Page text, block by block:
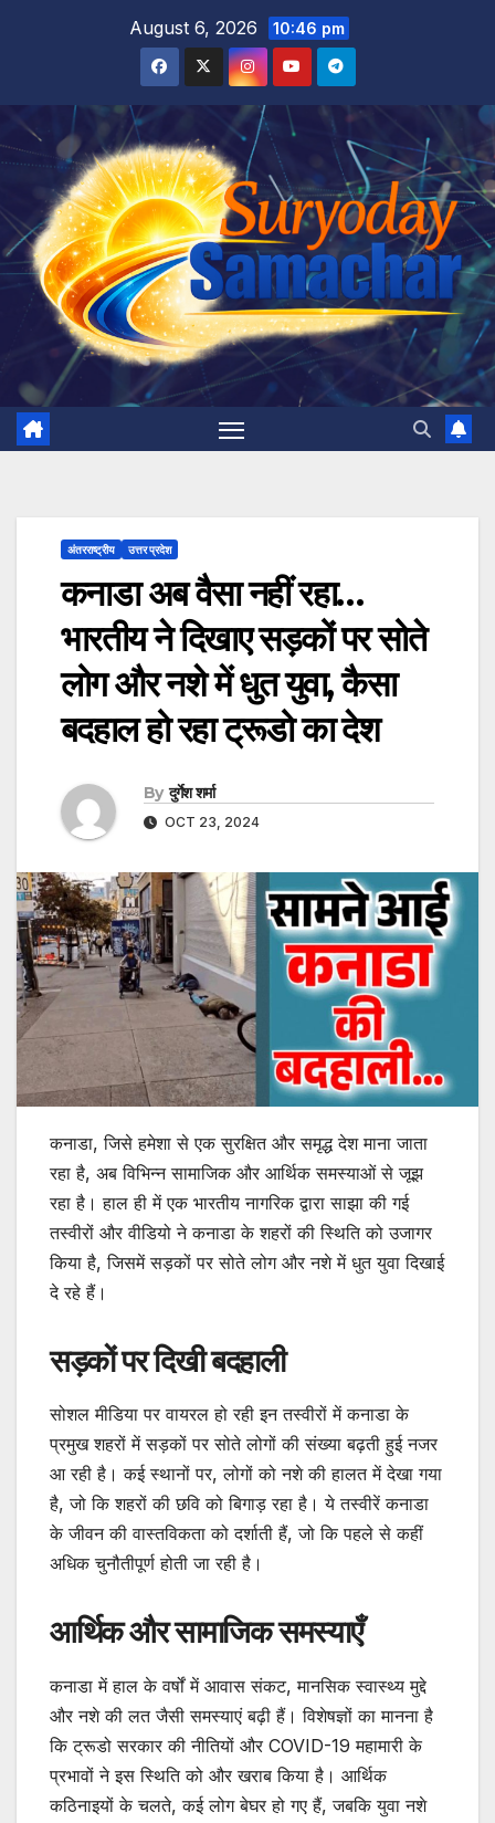
August 6, 2026 10:46 pm
अंतरराष्ट्रीय उत्तर प्रदेश
कनाडा अब वैसा नहीं रहा…
भारतीय ने दिखाए सड़कों पर सोते
लोग और नशे में धुत युवा, कैसा
बदहाल हो रहा ट्रूडो का देश
By दुर्गेश शर्मा
OCT 23, 2024
कनाडा, जिसे हमेशा से एक सुरक्षित और समृद्ध देश माना जाता
रहा है, अब विभिन्न सामाजिक और आर्थिक समस्याओं से जूझ
रहा है। हाल ही में एक भारतीय नागरिक द्वारा साझा की गई
तस्वीरों और वीडियो ने कनाडा के शहरों की स्थिति को उजागर
किया है, जिसमें सड़कों पर सोते लोग और नशे में धुत युवा दिखाई
दे रहे हैं।
सड़कों पर दिखी बदहाली
सोशल मीडिया पर वायरल हो रही इन तस्वीरों में कनाडा के
प्रमुख शहरों में सड़कों पर सोते लोगों की संख्या बढ़ती हुई नजर
आ रही है। कई स्थानों पर, लोगों को नशे की हालत में देखा गया
है, जो कि शहरों की छवि को बिगाड़ रहा है। ये तस्वीरें कनाडा
के जीवन की वास्तविकता को दर्शाती हैं, जो कि पहले से कहीं
अधिक चुनौतीपूर्ण होती जा रही है।
आर्थिक और सामाजिक समस्याएँ
कनाडा में हाल के वर्षों में आवास संकट, मानसिक स्वास्थ्य मुद्दे
और नशे की लत जैसी समस्याएं बढ़ी हैं। विशेषज्ञों का मानना है
कि ट्रूडो सरकार की नीतियों और COVID-19 महामारी के
प्रभावों ने इस स्थिति को और खराब किया है। आर्थिक
कठिनाइयों के चलते, कई लोग बेघर हो गए हैं, जबकि युवा नशे